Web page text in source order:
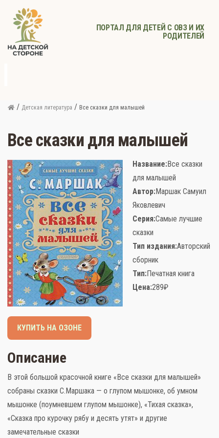
ПОРТАЛ ДЛЯ ДЕТЕЙ С ОВЗ И ИХ
РОДИТЕЛЕЙ
Слова поддержки
Полезный досуг
/ Детская литература / Все сказки для малышей
Все сказки для малышей
Название:Все сказки
для малышей
Автор:Маршак Самуил
Яковлевич
Серия:Самые лучшие
сказки
Тип издания:Авторский
сборник
Тип:Печатная книга
Цена:289₽
КУПИТЬ НА ОЗОНЕ
Описание
В этой большой красочной книге «Все сказки для малышей»
собраны сказки С.Маршака — о глупом мышонке, об умном
мышонке (поумневшем глупом мышонке), «Тихая сказка»,
«Сказка про курочку рябу и десять утят» и другие
замечательные сказки